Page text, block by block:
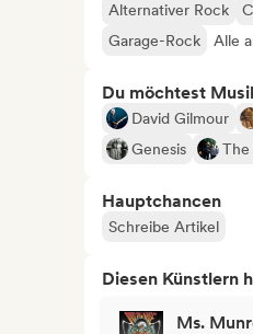
Alternativer Rock
Garage-Rock
Alle
Du möchtest
David Gilmour
Genesis
The
Hauptchancen
Schreibe Artikel
Diesen Künstlern
Ms.